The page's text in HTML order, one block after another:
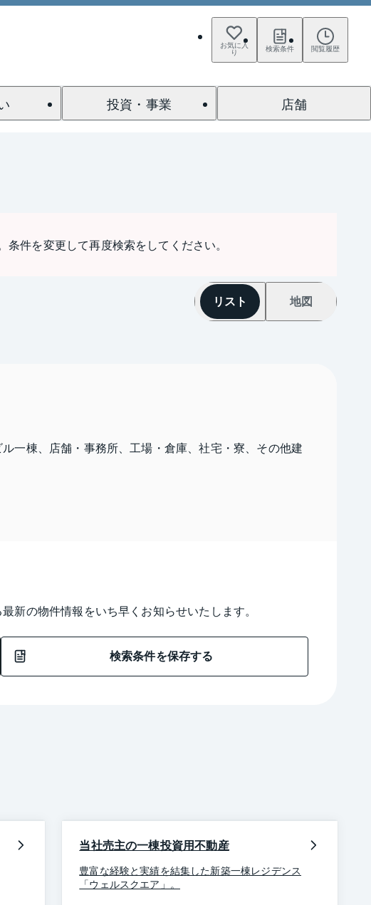
お気に入
り 検索条件 閲覧履歴
投資・事業 店舗
件を変更して再度検索をしてください。
リスト 地図
一棟、店舗・事務所、工場・倉庫、社宅・寮、その他建
新の物件情報をいち早くお知らせいたします。
検索条件を保存する
当社売主の一棟投資用不動産
豊富な経験と実績を結集した新築一棟レジデンス
「ウェルスクエア」。